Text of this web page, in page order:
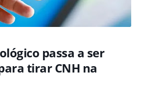
passa a ser
tirar CNH na